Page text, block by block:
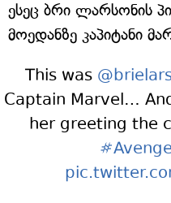
ესეც ბრი ლარსონის
მოედანზე კაპიტანი
This was
Captain Marvel…
her greeting the